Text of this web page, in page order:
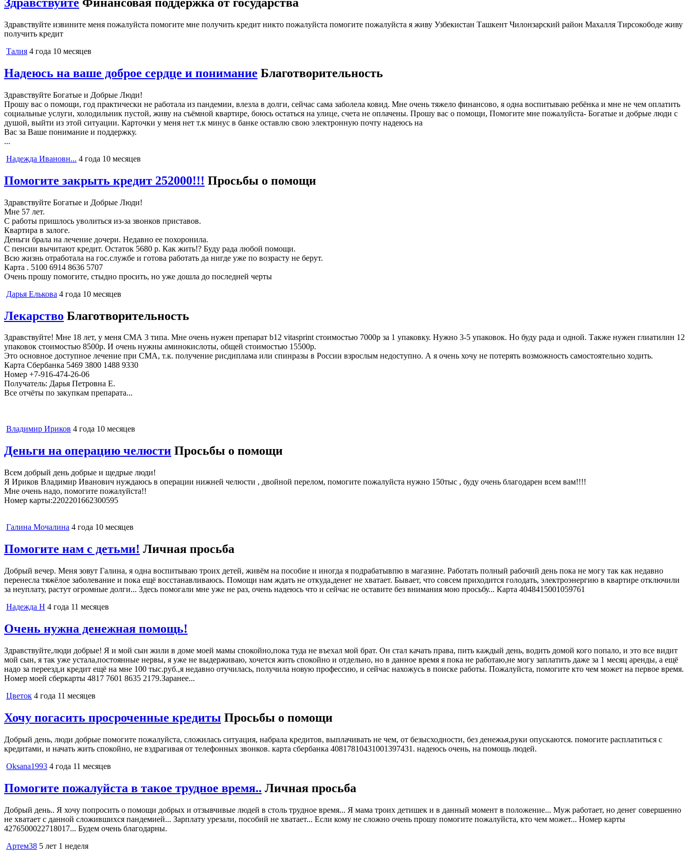
Здравствуйте извините меня пожалуйста помогите мне получить кредит никто пожалуйста помогите пожалуйста я живу Узбекистан Ташкент Чилонзарский район Махалля Тирсокободе живу
получить кредит
Талия 4 года 10 месяцев
Надеюсь на ваше доброе сердце и понимание Благотворительность
Здравствуйте Богатые и Добрые Люди!
Прошу вас о помощи, год практически не работала из пандемии, влезла в долги, сейчас сама заболела ковид. Мне очень тяжело финансово, я одна воспитываю ребёнка и мне не чем оплатить
социальные услуги, холодильник пустой, живу на съёмной квартире, боюсь остаться на улице, счета не оплачены. Прошу вас о помощи, Помогите мне пожалуйста- Богатые и добрые люди с
душой, выйти из этой ситуации. Карточки у меня нет т.к минус в банке оставлю свою электронную почту надеюсь на
Вас за Ваше понимание и поддержку.
...
Надежда Ивановн... 4 года 10 месяцев
Помогите закрыть кредит 252000!!! Просьбы о помощи
Здравствуйте Богатые и Добрые Люди!
Мне 57 лет.
С работы пришлось уволиться из-за звонков приставов.
Квартира в залоге.
Деньги брала на лечение дочери. Недавно ее похоронила.
С пенсии вычитают кредит. Остаток 5680 р. Как жить!? Буду рада любой помощи.
Всю жизнь отработала на гос.службе и готова работать да нигде уже по возрасту не берут.
Карта . 5100 6914 8636 5707
Очень прошу помогите, стыдно просить, но уже дошла до последней черты
Дарья Елькова 4 года 10 месяцев
Лекарство Благотворительность
Здравствуйте! Мне 18 лет, у меня СМА 3 типа. Мне очень нужен препарат b12 vitasprint стоимостью 7000р за 1 упаковку. Нужно 3-5 упаковок. Но буду рада и одной. Также нужен глиатилин 12
упаковок стоимостью 8500р. И очень нужны аминокислоты, общей стоимостью 15500р.
Это основное доступное лечение при СМА, т.к. получение рисдиплама или спинразы в России взрослым недоступно. А я очень хочу не потерять возможность самостоятельно ходить.
Карта Сбербанка 5469 3800 1488 9330
Номер +7-916-474-26-06
Получатель: Дарья Петровна Е.
Все отчёты по закупкам препарата...
Владимир Ириков 4 года 10 месяцев
Деньги на операцию челюсти Просьбы о помощи
Всем добрый день добрые и щедрые люди!
Я Ириков Владимир Иванович нуждаюсь в операции нижней челюсти , двойной перелом, помогите пожалуйста нужно 150тыс , буду очень благодарен всем вам!!!!
Мне очень надо, помогите пожалуйста!!
Номер карты:2202201662300595
Галина Мочалина 4 года 10 месяцев
Помогите нам с детьми! Личная просьба
Добрый вечер. Меня зовут Галина, я одна воспитываю троих детей, живём на пособие и иногда я подрабатывпю в магазине. Работать полный рабочий день пока не могу так как недавно
перенесла тяжёлое заболевание и пока ещё восстанавливаюсь. Помощи нам ждать не откуда,денег не хватает. Бывает, что совсем приходится голодать, электроэнергию в квартире отключили
за неуплату, растут огромные долги... Здесь помогали мне уже не раз, очень надеюсь что и сейчас не оставите без внимания мою просьбу... Карта 4048415001059761
Надежда Н 4 года 11 месяцев
Очень нужна денежная помощь!
Здравствуйте,люди добрые! Я и мой сын жили в доме моей мамы спокойно,пока туда не въехал мой брат. Он стал качать права, пить каждый день, водить домой кого попало, и это все видит
мой сын, я так уже устала,постоянные нервы, я уже не выдерживаю, хочется жить спокойно и отдельно, но в данное время я пока не работаю,не могу заплатить даже за 1 месяц аренды, а ещё
надо за переезд,и кредит ещё на мне 100 тыс.руб.,я недавно отучилась, получила новую профессию, и сейчас нахожусь в поиске работы. Пожалуйста, помогите кто чем может на первое время.
Номер моей сберкарты 4817 7601 8635 2179.Заранее...
Цветок 4 года 11 месяцев
Хочу погасить просроченные кредиты Просьбы о помощи
Добрый день, люди добрые помогите пожалуйста, сложилась ситуация, набрала кредитов, выплачивать не чем, от безысходности, без денежья,руки опускаются. помогите расплатиться с
кредитами, и начать жить спокойно, не вздрагивая от телефонных звонков. карта сбербанка 40817810431001397431. надеюсь очень, на помощь людей.
Oksana1993 4 года 11 месяцев
Помогите пожалуйста в такое трудное время.. Личная просьба
Добрый день.. Я хочу попросить о помощи добрых и отзывчивые людей в столь трудное время... Я мама троих детишек и в данный момент в положение... Муж работает, но денег совершенно
не хватает с данной сложившихся пандемией... Зарплату урезали, пособий не хватает... Если кому не сложно очень прошу помогите пожалуйста, кто чем может... Номер карты
4276500022718017... Будем очень благодарны.
Артем38 5 лет 1 неделя